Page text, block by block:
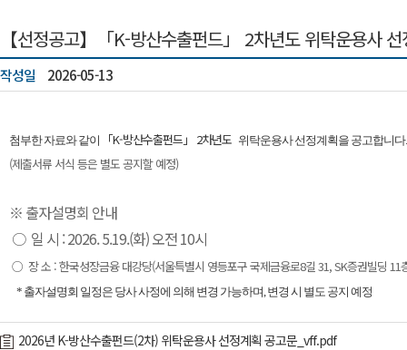
【선정공고】「K-방산수출펀드」 2차년도 위탁운용사
작성일 2026-05-13
첨부한 자료와 같이 「K-방산수출펀드」 2차년도 위탁운용사 선정계획을 공고합니
(제출서류 서식 등은 별도 공지할 예정)
※ 출자설명회 안내
○ 일 시 : 2026. 5.19.(화) 오전 10시
○ 장 소 : 한국성장금융 대강당(서울특별시 영등포구 국제금융로8길 31, SK증권빌딩 11
* 출자설명회 일정은 당사 사정에 의해 변경 가능하며, 변경 시 별도 공지 예정
2026년 K-방산수출펀드(2차) 위탁운용사 선정계획 공고문_vff.pdf